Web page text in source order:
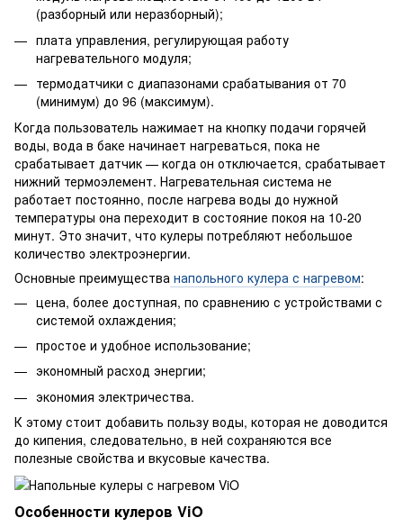
(разборный или неразборный);
плата управления, регулирующая работу
нагревательного модуля;
термодатчики с диапазонами срабатывания от 70
(минимум) до 96 (максимум).
Когда пользователь нажимает на кнопку подачи горячей
воды, вода в баке начинает нагреваться, пока не
срабатывает датчик — когда он отключается, срабатывает
нижний термоэлемент. Нагревательная система не
работает постоянно, после нагрева воды до нужной
температуры она переходит в состояние покоя на 10-20
минут. Это значит, что кулеры потребляют небольшое
количество электроэнергии.
Основные преимущества напольного кулера с нагревом:
цена, более доступная, по сравнению с устройствами с
системой охлаждения;
простое и удобное использование;
экономный расход энергии;
экономия электричества.
К этому стоит добавить пользу воды, которая не доводится
до кипения, следовательно, в ней сохраняются все
полезные свойства и вкусовые качества.
Особенности кулеров ViO